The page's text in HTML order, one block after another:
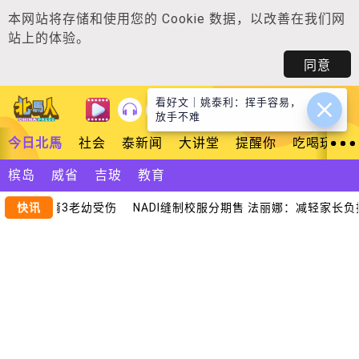
本网站将存储和使用您的 Cookie 数据，以改善在我们网
站上的体验。
同意
登入
今日北馬 社会 泰新闻 大讲堂 提醒你 吃喝玩乐
槟岛 威省 吉玻 教育
快讯
车 华裔3老幼受伤 NADI缝制校服分期售 法丽娜：减轻家长负担
看好文｜姚泰利：挥手容易，
放手不难